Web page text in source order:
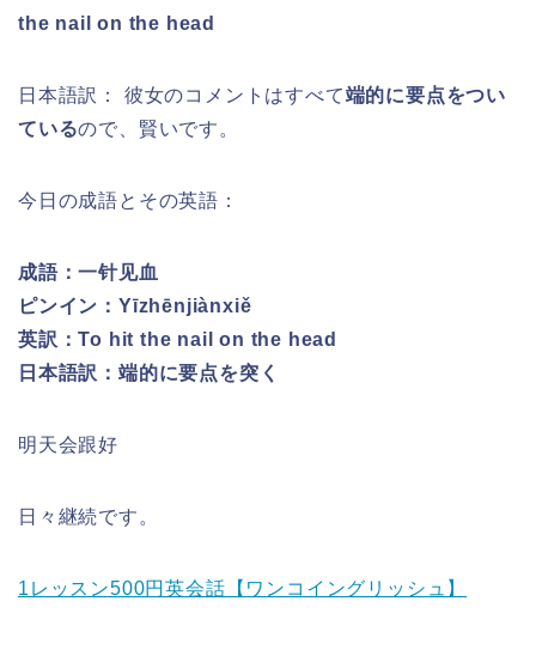
the nail on the head
日本語訳： 彼女のコメントはすべて端的に要点をつい
ているので、賢いです。
今日の成語とその英語：
成語：一针见血
ピンイン：Yīzhēnjiànxiě
英訳：To hit the nail on the head
日本語訳：端的に要点を突く
明天会跟好
日々継続です。
1レッスン500円英会話【ワンコイングリッシュ】